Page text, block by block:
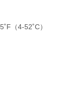
（4-52˚C）